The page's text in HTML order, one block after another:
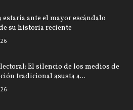
ante el mayor escándalo
su historia reciente
El silencio de los medios de
tradicional asusta a...